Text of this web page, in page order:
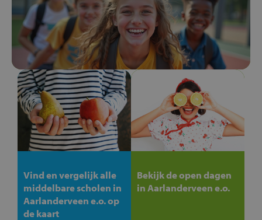
Vind en vergelijk alle
middelbare scholen in
Aarlanderveen e.o. op
de kaart
Bekijk de open dagen
in Aarlanderveen e.o.